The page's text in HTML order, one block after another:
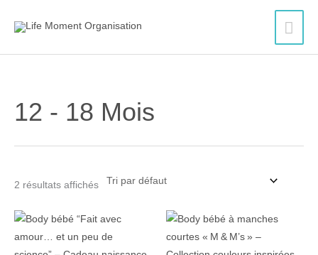
12 - 18 Mois
2 résultats affichés
Plage
prix :